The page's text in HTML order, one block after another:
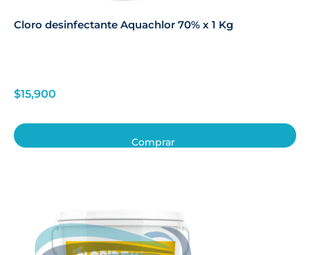
Cloro desinfectante Aquachlor 70% x 1 Kg
$15,900
Comprar